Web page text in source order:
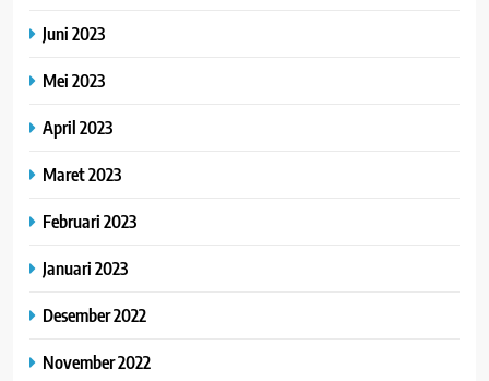
Juni 2023
Mei 2023
April 2023
Maret 2023
Februari 2023
Januari 2023
Desember 2022
November 2022